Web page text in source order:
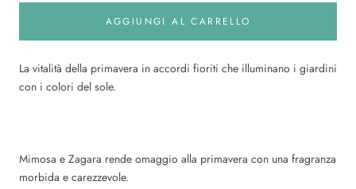
AGGIUNGI AL CARRELLO
La vitalità della primavera in accordi fioriti che illuminano i giardini
con i colori del sole.
Mimosa e Zagara rende omaggio alla primavera con una fragranza
morbida e carezzevole.